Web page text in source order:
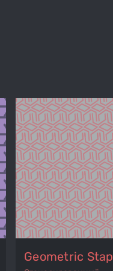
Geometric Stap